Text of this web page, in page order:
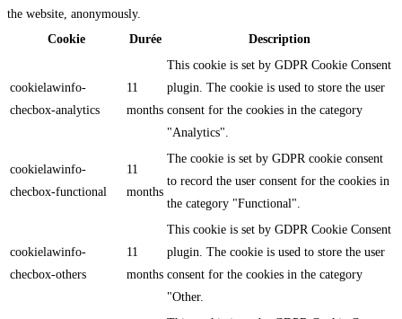
the website, anonymously.
Cookie
Durée Description
cookielawinfo-
checbox-analytics
11
months
This cookie is set by GDPR Cookie Consent
plugin. The cookie is used to store the user
consent for the cookies in the category
"Analytics".
cookielawinfo-
checbox-functional
11
months
The cookie is set by GDPR cookie consent
to record the user consent for the cookies in
the category "Functional".
cookielawinfo-
checbox-others
11
months
This cookie is set by GDPR Cookie Consent
plugin. The cookie is used to store the user
consent for the cookies in the category
"Other.